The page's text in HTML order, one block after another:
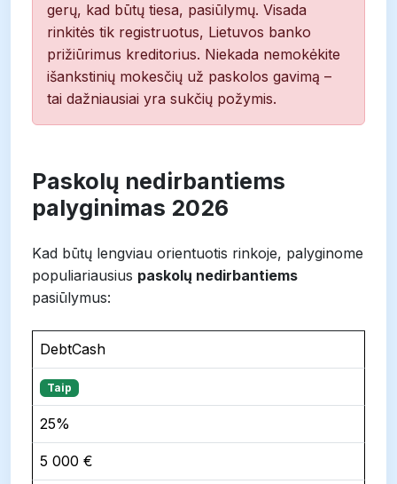
gerų, kad būtų tiesa, pasiūlymų. Visada
rinkitės tik registruotus, Lietuvos banko
prižiūrimus kreditorius. Niekada nemokėkite
išankstinių mokesčių už paskolos gavimą –
tai dažniausiai yra sukčių požymis.
Paskolų nedirbantiems
palyginimas 2026
Kad būtų lengviau orientuotis rinkoje, palyginome
populiariausius paskolų nedirbantiems
pasiūlymus:
Kreditorius
be
Palūkanos
Suma
DebtCash
Taip
25%
5 000 €